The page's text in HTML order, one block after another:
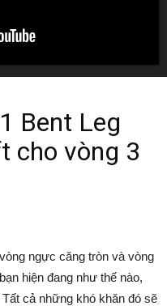
Bent Leg
cho vòng 3
ngực căng tròn và vòng
hiện đang như thế nào,
Tất cả những khó khăn đó sẽ